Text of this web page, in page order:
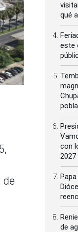
de
qué
este
con
2027
de